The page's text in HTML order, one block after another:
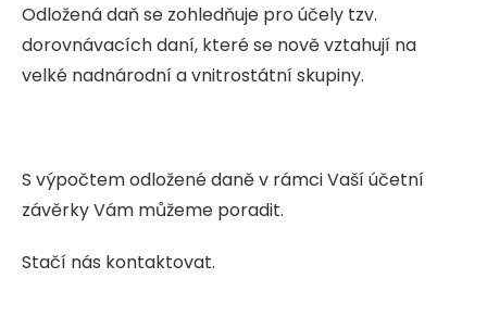
Odložená daň se zohledňuje pro účely tzv.
dorovnávacích daní, které se nově vztahují na
velké nadnárodní a vnitrostátní skupiny.
S výpočtem odložené daně v rámci Vaší účetní
závěrky Vám můžeme poradit.
Stačí nás kontaktovat.